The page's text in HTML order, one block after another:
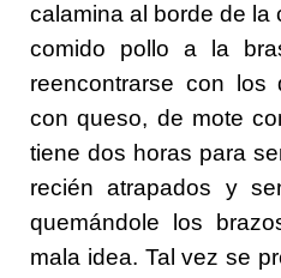
calamina al borde de la
comido pollo a la
reencontrarse con los
con queso, de mote
tiene dos horas para
recién atrapados y
quemándole los
mala idea. Tal vez se